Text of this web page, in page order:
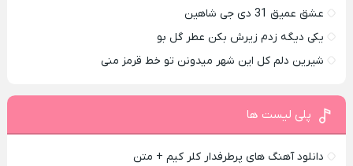
عشق عمیق 31 دی جی شاهین
یکی دیگه زدم زیرش بکن عطر گل بو
شیرین دلم کل این شهر میدونن تو خط قرمز منی
پلی لیست ها
دانلود آهنگ های پرطرفدار کلر کیم + متن